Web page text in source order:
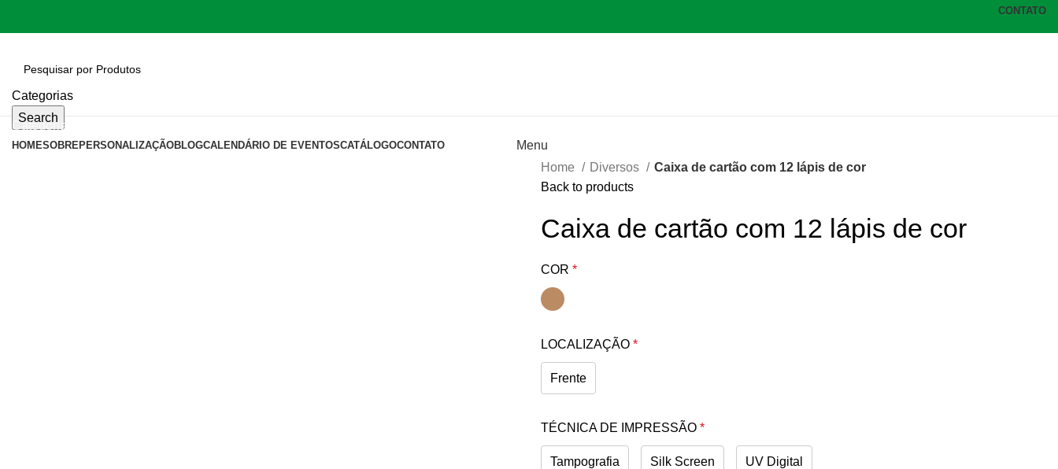
CONTATO
Categorias
Search
Menu
Categorias
HOMESOBREPERSONALIZAÇÃOBLOGCALENDÁRIO DE EVENTOSCATÁLOGOCONTATO
Home Diversos
Caixa de cartão com 12 lápis de cor
Back to products
Caixa de cartão com 12 lápis de cor
COR *
LOCALIZAÇÃO *
Frente
TÉCNICA DE IMPRESSÃO *
Tampografia Silk Screen UV Digital